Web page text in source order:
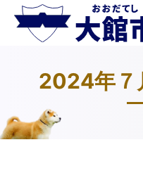
2024年７